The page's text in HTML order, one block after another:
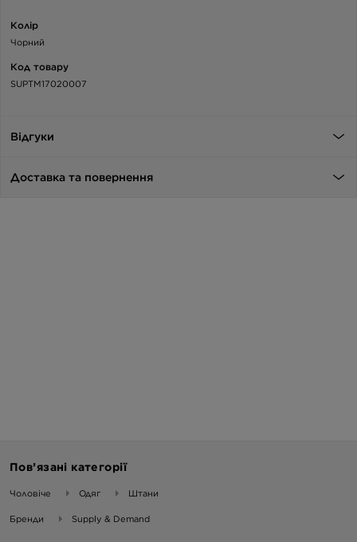
Колір
Чорний
Код товару
SUPTM17020007
Відгуки
Доставка та повернення
Пов’язані категорії
Чоловіче Одяг Штани
Бренди Supply & Demand